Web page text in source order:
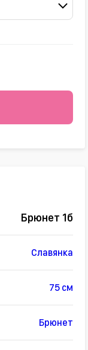
Брюнет 1б
Славянка
75 см
Брюнет